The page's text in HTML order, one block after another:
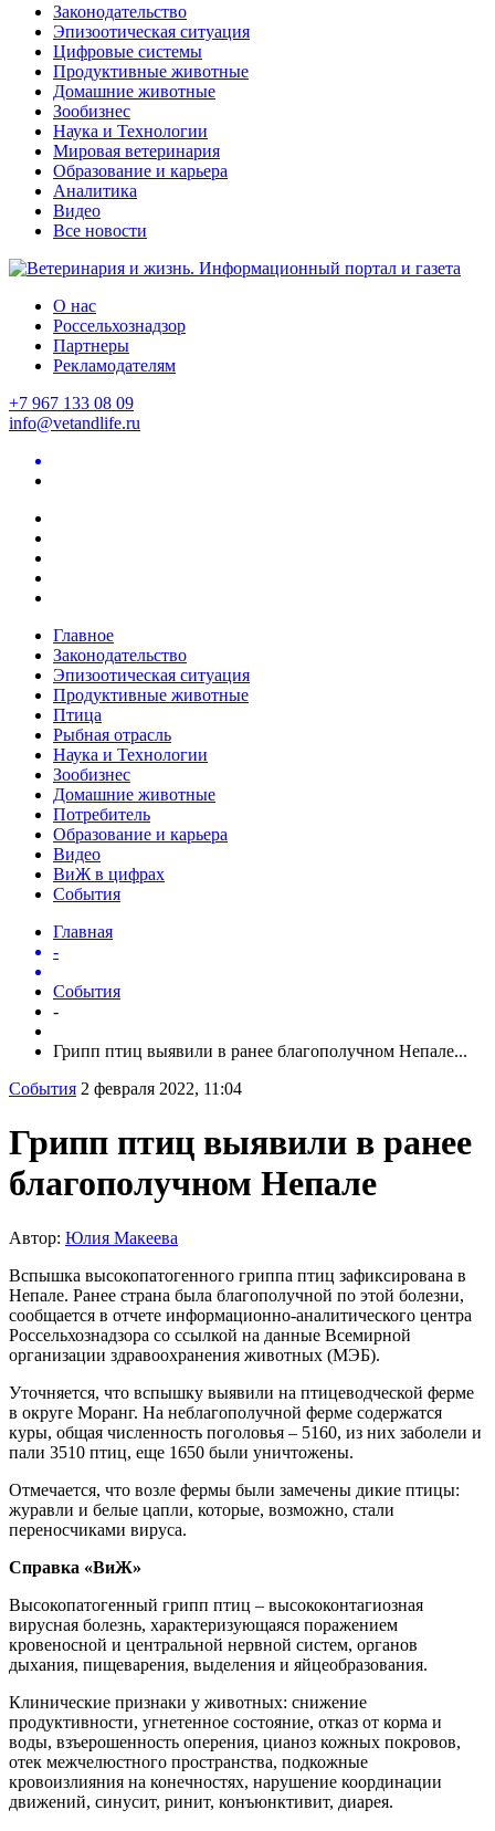
Законодательство
Эпизоотическая ситуация
Цифровые системы
Продуктивные животные
Домашние животные
Зообизнес
Наука и Технологии
Мировая ветеринария
Образование и карьера
Аналитика
Видео
Все новости
О нас
Россельхознадзор
Партнеры
Рекламодателям
+7 967 133 08 09
info@vetandlife.ru
Главное
Законодательство
Эпизоотическая ситуация
Продуктивные животные
Птица
Рыбная отрасль
Наука и Технологии
Зообизнес
Домашние животные
Потребитель
Образование и карьера
Видео
ВиЖ в цифрах
События
Главная
-
События
-
Грипп птиц выявили в ранее благополучном Непале...
События 2 февраля 2022, 11:04
Грипп птиц выявили в ранее
благополучном Непале
Автор: Юлия Макеева
Вспышка высокопатогенного гриппа птиц зафиксирована в
Непале. Ранее страна была благополучной по этой болезни,
сообщается в отчете информационно-аналитического центра
Россельхознадзора со ссылкой на данные Всемирной
организации здравоохранения животных (МЭБ).
Уточняется, что вспышку выявили на птицеводческой ферме
в округе Моранг. На неблагополучной ферме содержатся
куры, общая численность поголовья – 5160, из них заболели и
пали 3510 птиц, еще 1650 были уничтожены.
Отмечается, что возле фермы были замечены дикие птицы:
журавли и белые цапли, которые, возможно, стали
переносчиками вируса.
Справка «ВиЖ»
Высокопатогенный грипп птиц – высококонтагиозная
вирусная болезнь, характеризующаяся поражением
кровеносной и центральной нервной систем, органов
дыхания, пищеварения, выделения и яйцеобразования.
Клинические признаки у животных: снижение
продуктивности, угнетенное состояние, отказ от корма и
воды, взъерошенность оперения, цианоз кожных покровов,
отек межчелюстного пространства, подкожные
кровоизлияния на конечностях, нарушение координации
движений, синусит, ринит, конъюнктивит, диарея.